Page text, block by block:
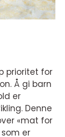
prioritet for
Å gi barn
er
Denne
«mat for
er